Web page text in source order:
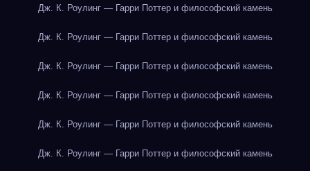
Дж. К. Роулинг — Гарри Поттер и философский камень
Дж. К. Роулинг — Гарри Поттер и философский камень
Дж. К. Роулинг — Гарри Поттер и философский камень
Дж. К. Роулинг — Гарри Поттер и философский камень
Дж. К. Роулинг — Гарри Поттер и философский камень
Дж. К. Роулинг — Гарри Поттер и философский камень